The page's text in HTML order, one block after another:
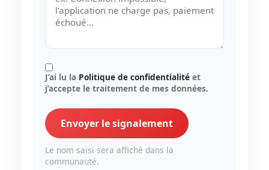
J’ai lu la Politique de confidentialité et
j’accepte le traitement de mes données.
Envoyer le signalement
Le nom saisi sera affiché dans la
communauté.